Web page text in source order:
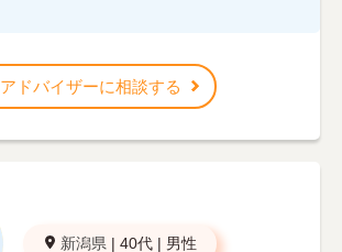
アドバイザーに相談する
新潟県 | 40代 | 男性